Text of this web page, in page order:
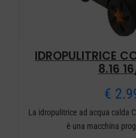
IDROPULITRICE
8.16
€
La idropulitrice ad acqua calda
è una macchina